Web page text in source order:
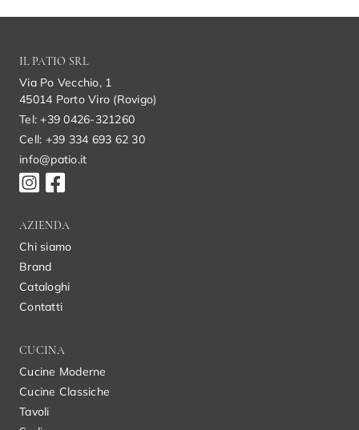
IL PATIO SRL
Via Po Vecchio, 1
45014 Porto Viro (Rovigo)
Tel: +39 0426-321260
Cell: +39 334 693 62 30
info@patio.it
AZIENDA
Chi siamo
Brand
Cataloghi
Contatti
CUCINA
Cucine Moderne
Cucine Classiche
Tavoli